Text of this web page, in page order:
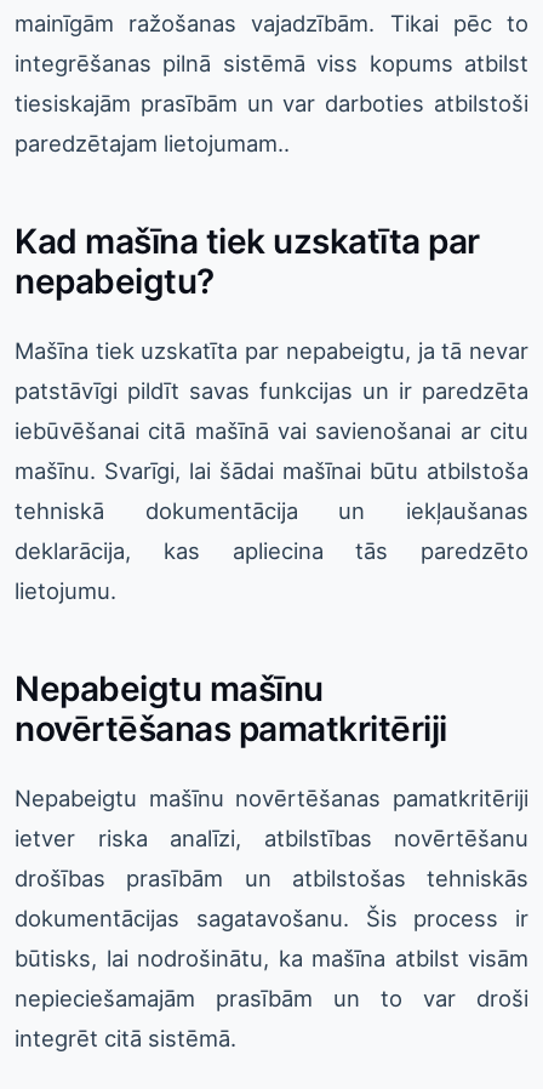
mainīgām ražošanas vajadzībām. Tikai pēc to
integrēšanas pilnā sistēmā viss kopums atbilst
tiesiskajām prasībām un var darboties atbilstoši
paredzētajam lietojumam..
Kad mašīna tiek uzskatīta par
nepabeigtu?
Mašīna tiek uzskatīta par nepabeigtu, ja tā nevar
patstāvīgi pildīt savas funkcijas un ir paredzēta
iebūvēšanai citā mašīnā vai savienošanai ar citu
mašīnu. Svarīgi, lai šādai mašīnai būtu atbilstoša
tehniskā dokumentācija un iekļaušanas
deklarācija, kas apliecina tās paredzēto
lietojumu.
Nepabeigtu mašīnu
novērtēšanas pamatkritēriji
Nepabeigtu mašīnu novērtēšanas pamatkritēriji
ietver riska analīzi, atbilstības novērtēšanu
drošības prasībām un atbilstošas tehniskās
dokumentācijas sagatavošanu. Šis process ir
būtisks, lai nodrošinātu, ka mašīna atbilst visām
nepieciešamajām prasībām un to var droši
integrēt citā sistēmā.